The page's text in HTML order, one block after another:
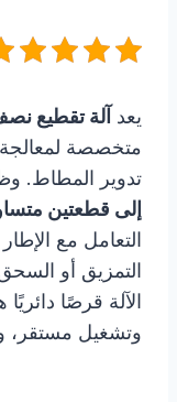
يعد آلة تقطيع
متخصصة لمعالجة
تدوير المطاط.
إلى قطعتين
التعامل مع
التمزيق أو
الآلة قرصًا
وتشغيل مستقر،